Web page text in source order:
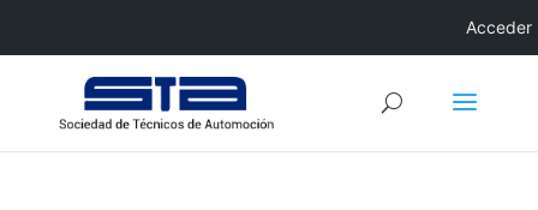
Acceder